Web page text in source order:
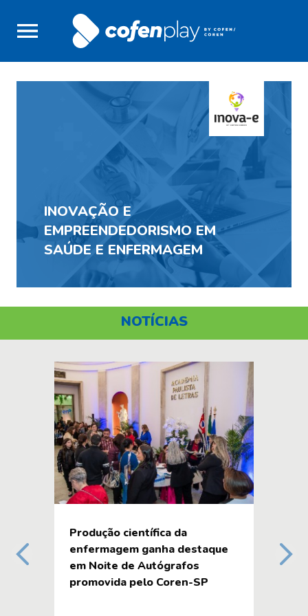
INOVAÇÃO E
EMPREENDEDORISMO EM
SAÚDE E ENFERMAGEM
NOTÍCIAS
Produção científica da
enfermagem ganha destaque
em Noite de Autógrafos
promovida pelo Coren-SP
Previous slide